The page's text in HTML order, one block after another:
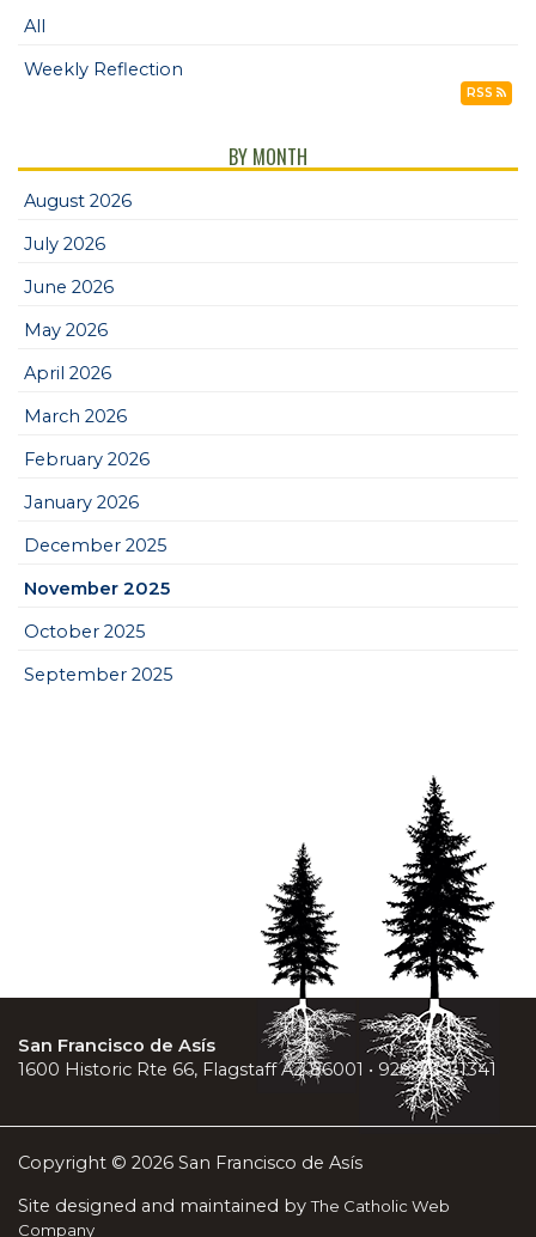
All
Weekly Reflection
RSS
BY MONTH
August 2026
July 2026
June 2026
May 2026
April 2026
March 2026
February 2026
January 2026
December 2025
November 2025
October 2025
September 2025
San Francisco de Asís
1600 Historic Rte 66, Flagstaff AZ 86001 • 928-779-1341
Copyright © 2026 San Francisco de Asís
Site designed and maintained byThe Catholic Web
Company